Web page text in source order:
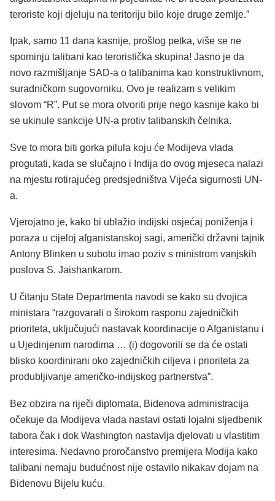
teroriste koji djeluju na teritoriju bilo koje druge zemlje.”
Ipak, samo 11 dana kasnije, prošlog petka, više se ne
spominju talibani kao teroristička skupina! Jasno je da
novo razmišljanje SAD-a o talibanima kao konstruktivnom,
suradničkom sugovorniku. Ovo je realizam s velikim
slovom “R”. Put se mora otvoriti prije nego kasnije kako bi
se ukinule sankcije UN-a protiv talibanskih čelnika.
Sve to mora biti gorka pilula koju će Modijeva vlada
progutati, kada se slučajno i Indija do ovog mjeseca nalazi
na mjestu rotirajućeg predsjedništva Vijeća sigurnosti UN-
a.
Vjerojatno je, kako bi ublažio indijski osjećaj poniženja i
poraza u cijeloj afganistanskoj sagi, američki državni tajnik
Antony Blinken u subotu imao poziv s ministrom vanjskih
poslova S. Jaishankarom.
U čitanju State Departmenta navodi se kako su dvojica
ministara “razgovarali o širokom rasponu zajedničkih
prioriteta, uključujući nastavak koordinacije o Afganistanu i
u Ujedinjenim narodima … (i) dogovorili se da će ostati
blisko koordinirani oko zajedničkih ciljeva i prioriteta za
produbljivanje američko-indijskog partnerstva”.
Bez obzira na riječi diplomata, Bidenova administracija
očekuje da Modijeva vlada nastavi ostati lojalni sljedbenik
tabora čak i dok Washington nastavlja djelovati u vlastitim
interesima. Nedavno proročanstvo premijera Modija kako
talibani nemaju budućnost nije ostavilo nikakav dojam na
Bidenovu Bijelu kuću.